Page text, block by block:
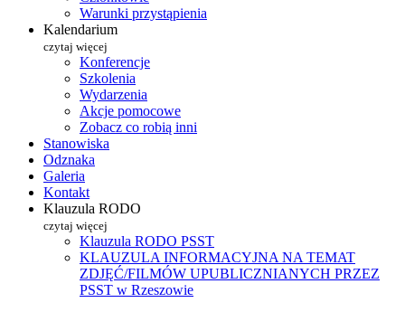
Warunki przystąpienia
Kalendarium
czytaj więcej
Konferencje
Szkolenia
Wydarzenia
Akcje pomocowe
Zobacz co robią inni
Stanowiska
Odznaka
Galeria
Kontakt
Klauzula RODO
czytaj więcej
Klauzula RODO PSST
KLAUZULA INFORMACYJNA NA TEMAT
ZDJĘĆ/FILMÓW UPUBLICZNIANYCH PRZEZ
PSST w Rzeszowie